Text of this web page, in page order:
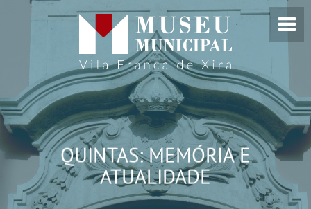
QUINTAS: MEMÓRIA E
ATUALIDADE